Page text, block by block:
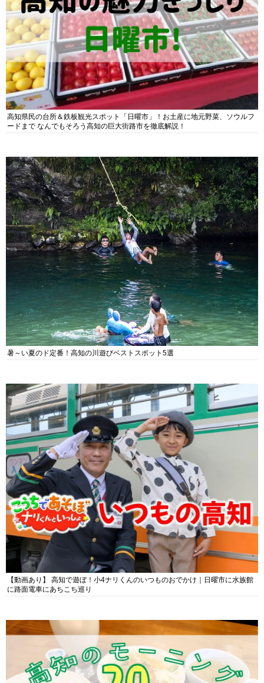
高知県民の台所＆鉄板観光スポット「日曜市」！お土産に地元野菜、ソウルフ
ードまで なんでもそろう高知の巨大街路市を徹底解説！
暑～い夏のド定番！高知の川遊びベストスポット5選
【動画あり】 高知で遊ぼ！小4ナリくんのいつものおでかけ｜日曜市に水族館
に路面電車にあちこち巡り